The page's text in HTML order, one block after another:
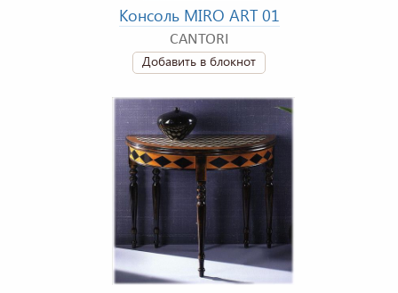
Консоль MIRO ART 01
CANTORI
Добавить в блокнот